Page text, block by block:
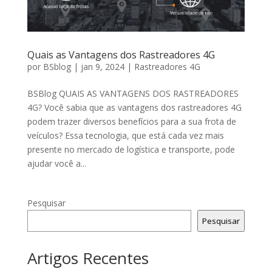
Quais as Vantagens dos Rastreadores 4G
por BSblog| jan 9, 2024| Rastreadores 4G
BSBlog QUAIS AS VANTAGENS DOS RASTREADORES
4G? Você sabia que as vantagens dos rastreadores 4G
podem trazer diversos benefícios para a sua frota de
veículos? Essa tecnologia, que está cada vez mais
presente no mercado de logística e transporte, pode
ajudar você a...
Pesquisar
Pesquisar
Artigos Recentes